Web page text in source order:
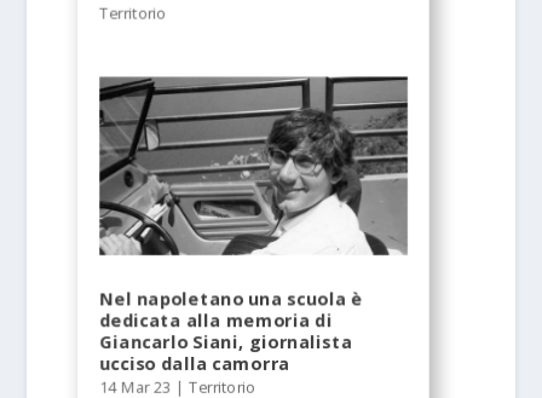
Territorio
Nel napoletano una scuola è
dedicata alla memoria di
Giancarlo Siani, giornalista
ucciso dalla camorra
14 Mar 23 |Territorio